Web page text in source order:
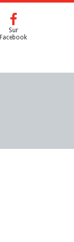
Sur
Facebook